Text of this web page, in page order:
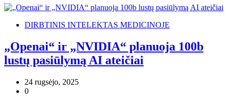
DIRBTINIS INTELEKTAS MEDICINOJE
„Openai“ ir „NVIDIA“ planuoja 100b
lustų pasiūlymą AI ateičiai
24 rugsėjo, 2025
0